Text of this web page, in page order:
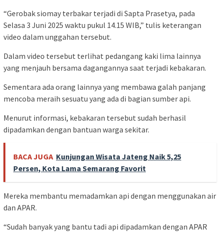
“Gerobak siomay terbakar terjadi di Sapta Prasetya, pada
Selasa 3 Juni 2025 waktu pukul 14.15 WIB,” tulis keterangan
video dalam unggahan tersebut.
Dalam video tersebut terlihat pedangang kaki lima lainnya
yang menjauh bersama dagangannya saat terjadi kebakaran.
Sementara ada orang lainnya yang membawa galah panjang
mencoba meraih sesuatu yang ada di bagian sumber api.
Menurut informasi, kebakaran tersebut sudah berhasil
dipadamkan dengan bantuan warga sekitar.
BACA JUGA Kunjungan Wisata Jateng Naik 5,25
Persen, Kota Lama Semarang Favorit
Mereka membantu memadamkan api dengan menggunakan air
dan APAR.
“Sudah banyak yang bantu tadi api dipadamkan dengan APAR